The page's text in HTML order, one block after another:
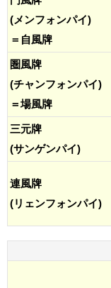
(メンフォンパイ)
＝自風牌
圏風牌
(チャンフォンパイ)
＝場風牌
三元牌
(サンゲンパイ)
連風牌
(リェンフォンパイ)